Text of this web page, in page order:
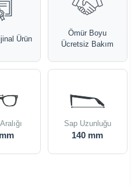
Ürün
Ömür Boyu
Ücretsiz Bakım
Sap Uzunluğu
140 mm